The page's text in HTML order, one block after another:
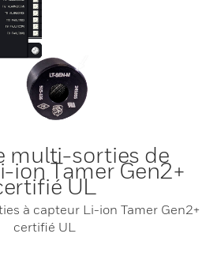
multi-sorties de
ion Tamer Gen2+
UL
à capteur Li-ion Tamer Gen2+
certifié UL